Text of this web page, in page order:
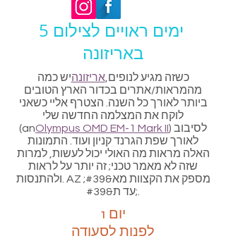
באריזונה
כשזה מגיע לנופים,אריזונהיש כמה
מהמראות/אתרים בכדור הארץ הטובים
ביותר לאורך כל השנה. הצטרף אליי כשאני
לוקח את המצלמה החדשה שלי
(anOlympus OMD EM-1 Mark II) לסיבוב
לאורך שפת הגרנד קניון ועוד. התמונות
האלה מראות מה האולי יכול לעשות, למרות
שזה לא מאמר טכני; זה יותר על לראות
ולהתנסות. AZ מספק את הקצוות מא&#39;
עד ת&#39;.
יום 1
לפנות לסעודה